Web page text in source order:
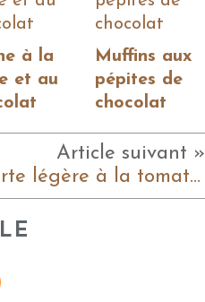
à la
et au
Muffins aux
pépites de
chocolat
Article suivant »
Tarte légère à la tomate, courgette et chèvre